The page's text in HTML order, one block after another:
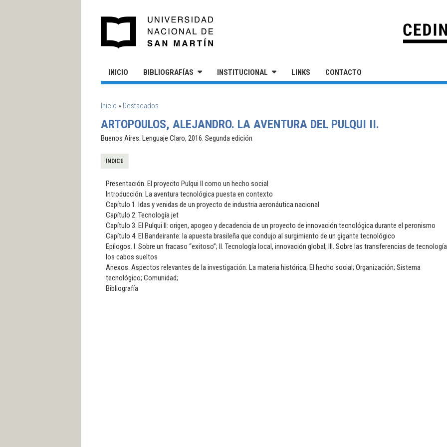
INICIO BIBLIOGRAFÍAS INSTITUCIONAL LINKS CONTACTO
SE ENCUENTRA USTED AQUÍ
Inicio » Destacados
ARTOPOULOS, ALEJANDRO. LA AVENTURA DEL PULQUI II.
Buenos Aires: Lenguaje Claro, 2016. Segunda edición
ÍNDICE
Presentación. El proyecto Pulqui II como un hecho social
Introducción. La aventura tecnológica puesta en contexto
Capítulo 1. Idas y venidas de un proyecto de industria aeronáutica nacional
Capítulo 2. Tecnología jet
Capítulo 3. El Pulqui II: origen, apogeo y decadencia de un proyecto de innovación tecnológica durante el peronismo
Capítulo 4. El Bandeirante: la apuesta brasileña que condujo al surgimiento de un gigante tecnológico
Epílogos. I. Sobre un fracaso “exitoso”; II. Tecnología local, innovación global; III. Sobre las transferencias de
los cabos sueltos
Anexos. Aspectos relevantes de la investigación. La materia histórica; El hecho social; Organización; Sistema
tecnológico; Comunidad;
Bibliografía